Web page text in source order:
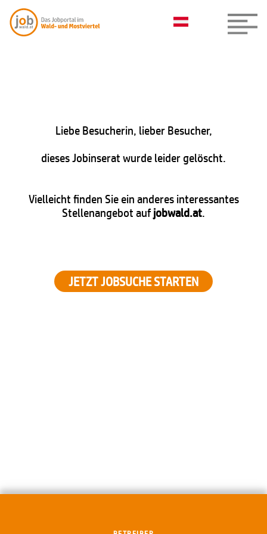
Liebe Besucherin, lieber Besucher,
dieses Jobinserat wurde leider gelöscht.
Vielleicht finden Sie ein anderes interessantes
Stellenangebot aufjobwald.at.
JETZT JOBSUCHE STARTEN